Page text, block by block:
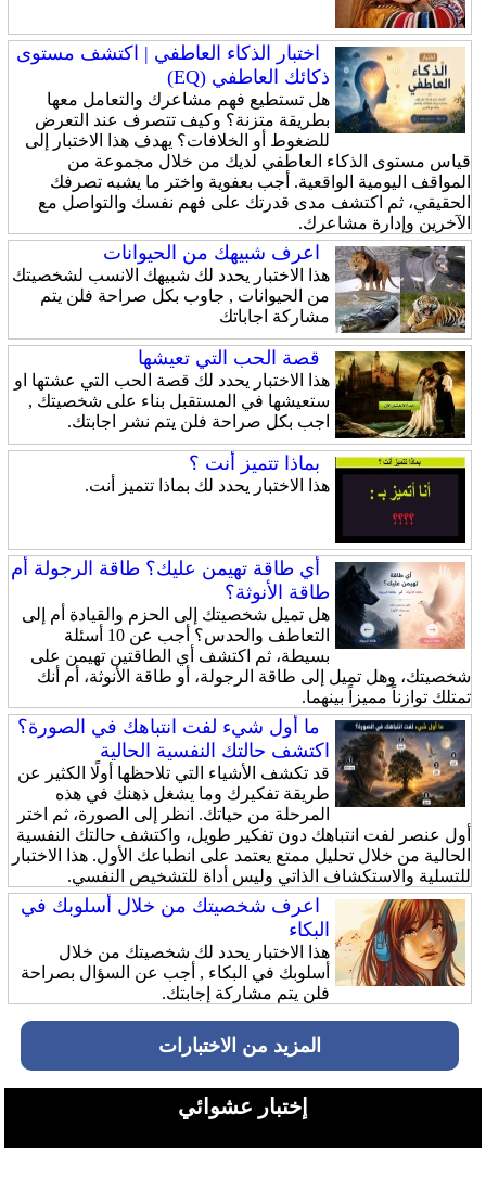
اختبار الذكاء العاطفي | اكتشف مستوى
ذكائك العاطفي (EQ)
هل تستطيع فهم مشاعرك والتعامل معها
بطريقة متزنة؟ وكيف تتصرف عند التعرض
للضغوط أو الخلافات؟ يهدف هذا الاختبار إلى
قياس مستوى الذكاء العاطفي لديك من خلال مجموعة من
المواقف اليومية الواقعية. أجب بعفوية واختر ما يشبه تصرفك
الحقيقي، ثم اكتشف مدى قدرتك على فهم نفسك والتواصل مع
الآخرين وإدارة مشاعرك.
اعرف شبيهك من الحيوانات
هذا الاختبار يحدد لك شبيهك الانسب لشخصيتك
من الحيوانات , جاوب بكل صراحة فلن يتم
مشاركة اجاباتك
قصة الحب التي تعيشها
هذا الاختبار يحدد لك قصة الحب التي عشتها او
ستعيشها في المستقبل بناء على شخصيتك ,
اجب بكل صراحة فلن يتم نشر اجابتك.
بماذا تتميز أنت ؟
هذا الاختبار يحدد لك بماذا تتميز أنت.
أي طاقة تهيمن عليك؟ طاقة الرجولة أم
طاقة الأنوثة؟
هل تميل شخصيتك إلى الحزم والقيادة أم إلى
التعاطف والحدس؟ أجب عن 10 أسئلة
بسيطة، ثم اكتشف أي الطاقتين تهيمن على
شخصيتك، وهل تميل إلى طاقة الرجولة، أو طاقة الأنوثة، أم أنك
تمتلك توازناً مميزاً بينهما.
ما أول شيء لفت انتباهك في الصورة؟
اكتشف حالتك النفسية الحالية
قد تكشف الأشياء التي تلاحظها أولًا الكثير عن
طريقة تفكيرك وما يشغل ذهنك في هذه
المرحلة من حياتك. انظر إلى الصورة، ثم اختر
أول عنصر لفت انتباهك دون تفكير طويل، واكتشف حالتك النفسية
الحالية من خلال تحليل ممتع يعتمد على انطباعك الأول. هذا الاختبار
للتسلية والاستكشاف الذاتي وليس أداة للتشخيص النفسي.
اعرف شخصيتك من خلال أسلوبك في
البكاء
هذا الاختبار يحدد لك شخصيتك من خلال
أسلوبك في البكاء , أجب عن السؤال بصراحة
فلن يتم مشاركة إجابتك.
المزيد من الاختبارات
إختبار عشوائي